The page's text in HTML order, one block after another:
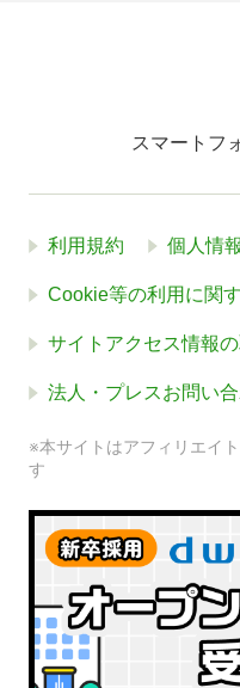
スマートフ
利用規約 個人情
Cookie等の利用に関
サイトアクセス情報
法人・プレスお問い
※本サイトはアフィリエイ
す